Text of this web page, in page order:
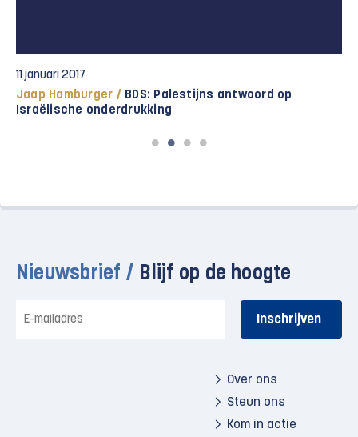
13 november 2017
Boycot /Internationale artiesten roepen Nick Cave
op: treed niet op in Israël!
Nieuwsbrief / Blijf op de hoogte
mailadres
Over ons
Steun ons
Kom in actie